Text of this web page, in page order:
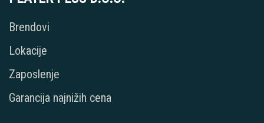
Brendovi
Lokacije
Zaposlenje
Garancija najnižih cena